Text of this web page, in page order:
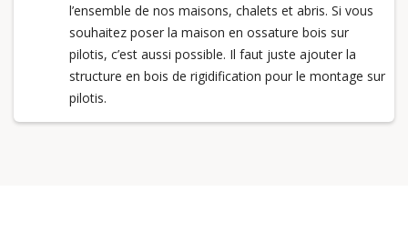
l’ensemble de nos maisons, chalets et abris. Si vous
souhaitez poser la maison en ossature bois sur
pilotis, c’est aussi possible. Il faut juste ajouter la
structure en bois de rigidification pour le montage sur
pilotis.